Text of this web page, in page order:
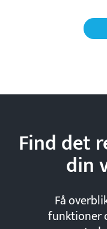
Find det
din
Få
funktioner